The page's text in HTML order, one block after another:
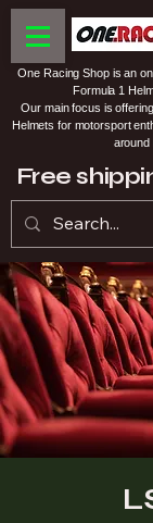
One Racing Shop is an
Formula 1
Our main focus is
Helmets for motorsport
around
Free